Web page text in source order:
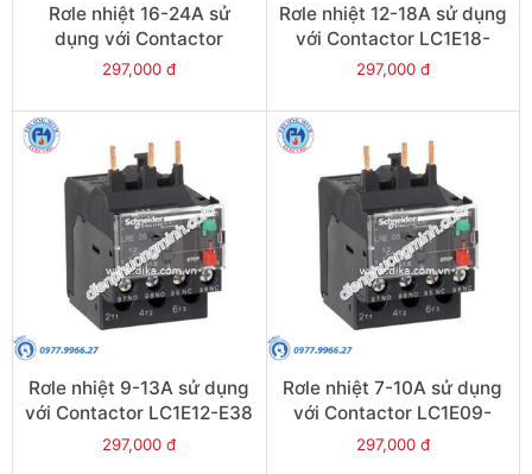
Rơle nhiệt 16-24A sử
dụng với Contactor
LC1E25-E38 - Model
297,000 đ
Rơle nhiệt 12-18A sử dụng
với Contactor LC1E18-
E38 - Model LRE21
297,000 đ
Rơle nhiệt 9-13A sử dụng
với Contactor LC1E12-E38
- Model LRE16
297,000 đ
Rơle nhiệt 7-10A sử dụng
với Contactor LC1E09-
E38 - Model LRE14
297,000 đ